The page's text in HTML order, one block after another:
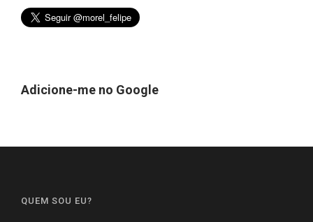
Adicione-me no Google
QUEM SOU EU?